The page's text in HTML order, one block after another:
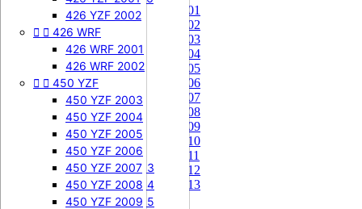
505 SXF
505 SXF 2007
505 SXF 2008
525 SXF
525 SXF 2003
525 SXF 2004
525 SXF 2005
525 SXF 2006
525 EXC-F
525 EXC-F 2003
525 EXC-F 2004
525 EXC-F 2005
426 YZF 2002
  426 WRF
426 WRF 2001
426 WRF 2002
  450 YZF
450 YZF 2003
450 YZF 2004
450 YZF 2005
450 YZF 2006
450 YZF 2007
450 YZF 2008
450 YZF 2009
85 KX 2001
85 KX 2002
85 KX 2003
85 KX 2004
85 KX 2005
85 KX 2006
85 KX 2007
85 KX 2008
85 KX 2009
85 KX 2010
85 KX 2011
85 KX 2012
85 KX 2013
125 KX 